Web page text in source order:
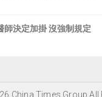
師決定加掛 沒強制規定
China Times Group All